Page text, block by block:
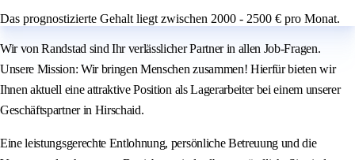
Das prognostizierte Gehalt liegt zwischen 2000 - 2500 € pro Monat.
Wir von Randstad sind Ihr verlässlicher Partner in allen Job-Fragen.
Unsere Mission: Wir bringen Menschen zusammen! Hierfür bieten wir
Ihnen aktuell eine attraktive Position als Lagerarbeiter bei einem unserer
Geschäftspartner in Hirschaid.
Eine leistungsgerechte Entlohnung, persönliche Betreuung und die